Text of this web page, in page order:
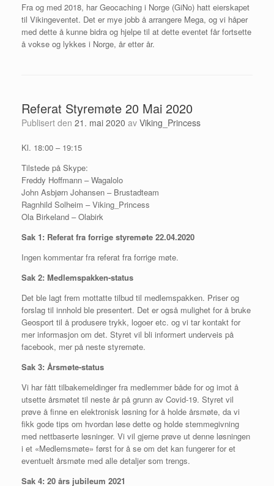
Fra og med 2018, har Geocaching i Norge (GiNo) hatt eierskapet
til Vikingeventet. Det er mye jobb å arrangere Mega, og vi håper
med dette å kunne bidra og hjelpe til at dette eventet får fortsette
å vokse og lykkes i Norge, år etter år.
Referat Styremøte 20 Mai 2020
Publisert den 21. mai 2020 av Viking_Princess
Kl. 18:00 – 19:15
Tilstede på Skype:
Freddy Hoffmann – Wagalolo
John Asbjørn Johansen – Brustadteam
Ragnhild Solheim – Viking_Princess
Ola Birkeland – Olabirk
Sak 1: Referat fra forrige styremøte 22.04.2020
Ingen kommentar fra referat fra forrige møte.
Sak 2: Medlemspakken-status
Det ble lagt frem mottatte tilbud til medlemspakken. Priser og
forslag til innhold ble presentert. Det er også mulighet for å bruke
Geosport til å produsere trykk, logoer etc. og vi tar kontakt for
mer informasjon om det. Styret vil bli informert underveis på
facebook, mer på neste styremøte.
Sak 3: Årsmøte-status
Vi har fått tilbakemeldinger fra medlemmer både for og imot å
utsette årsmøtet til neste år på grunn av Covid-19. Styret vil
prøve å finne en elektronisk løsning for å holde årsmøte, da vi
fikk gode tips om hvordan løse dette og holde stemmegivning
med nettbaserte løsninger. Vi vil gjerne prøve ut denne løsningen
i et «Medlemsmøte» først for å se om det kan fungerer for et
eventuelt årsmøte med alle detaljer som trengs.
Sak 4: 20 års jubileum 2021